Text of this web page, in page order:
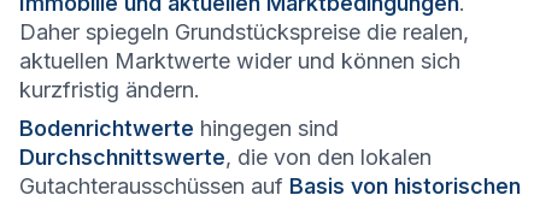
Daher spiegeln Grundstückspreise die realen,
aktuellen Marktwerte wider und können sich
kurzfristig ändern.
Bodenrichtwerte hingegen sind
Durchschnittswerte, die von den lokalen
Gutachterausschüssen auf Basis von historischen